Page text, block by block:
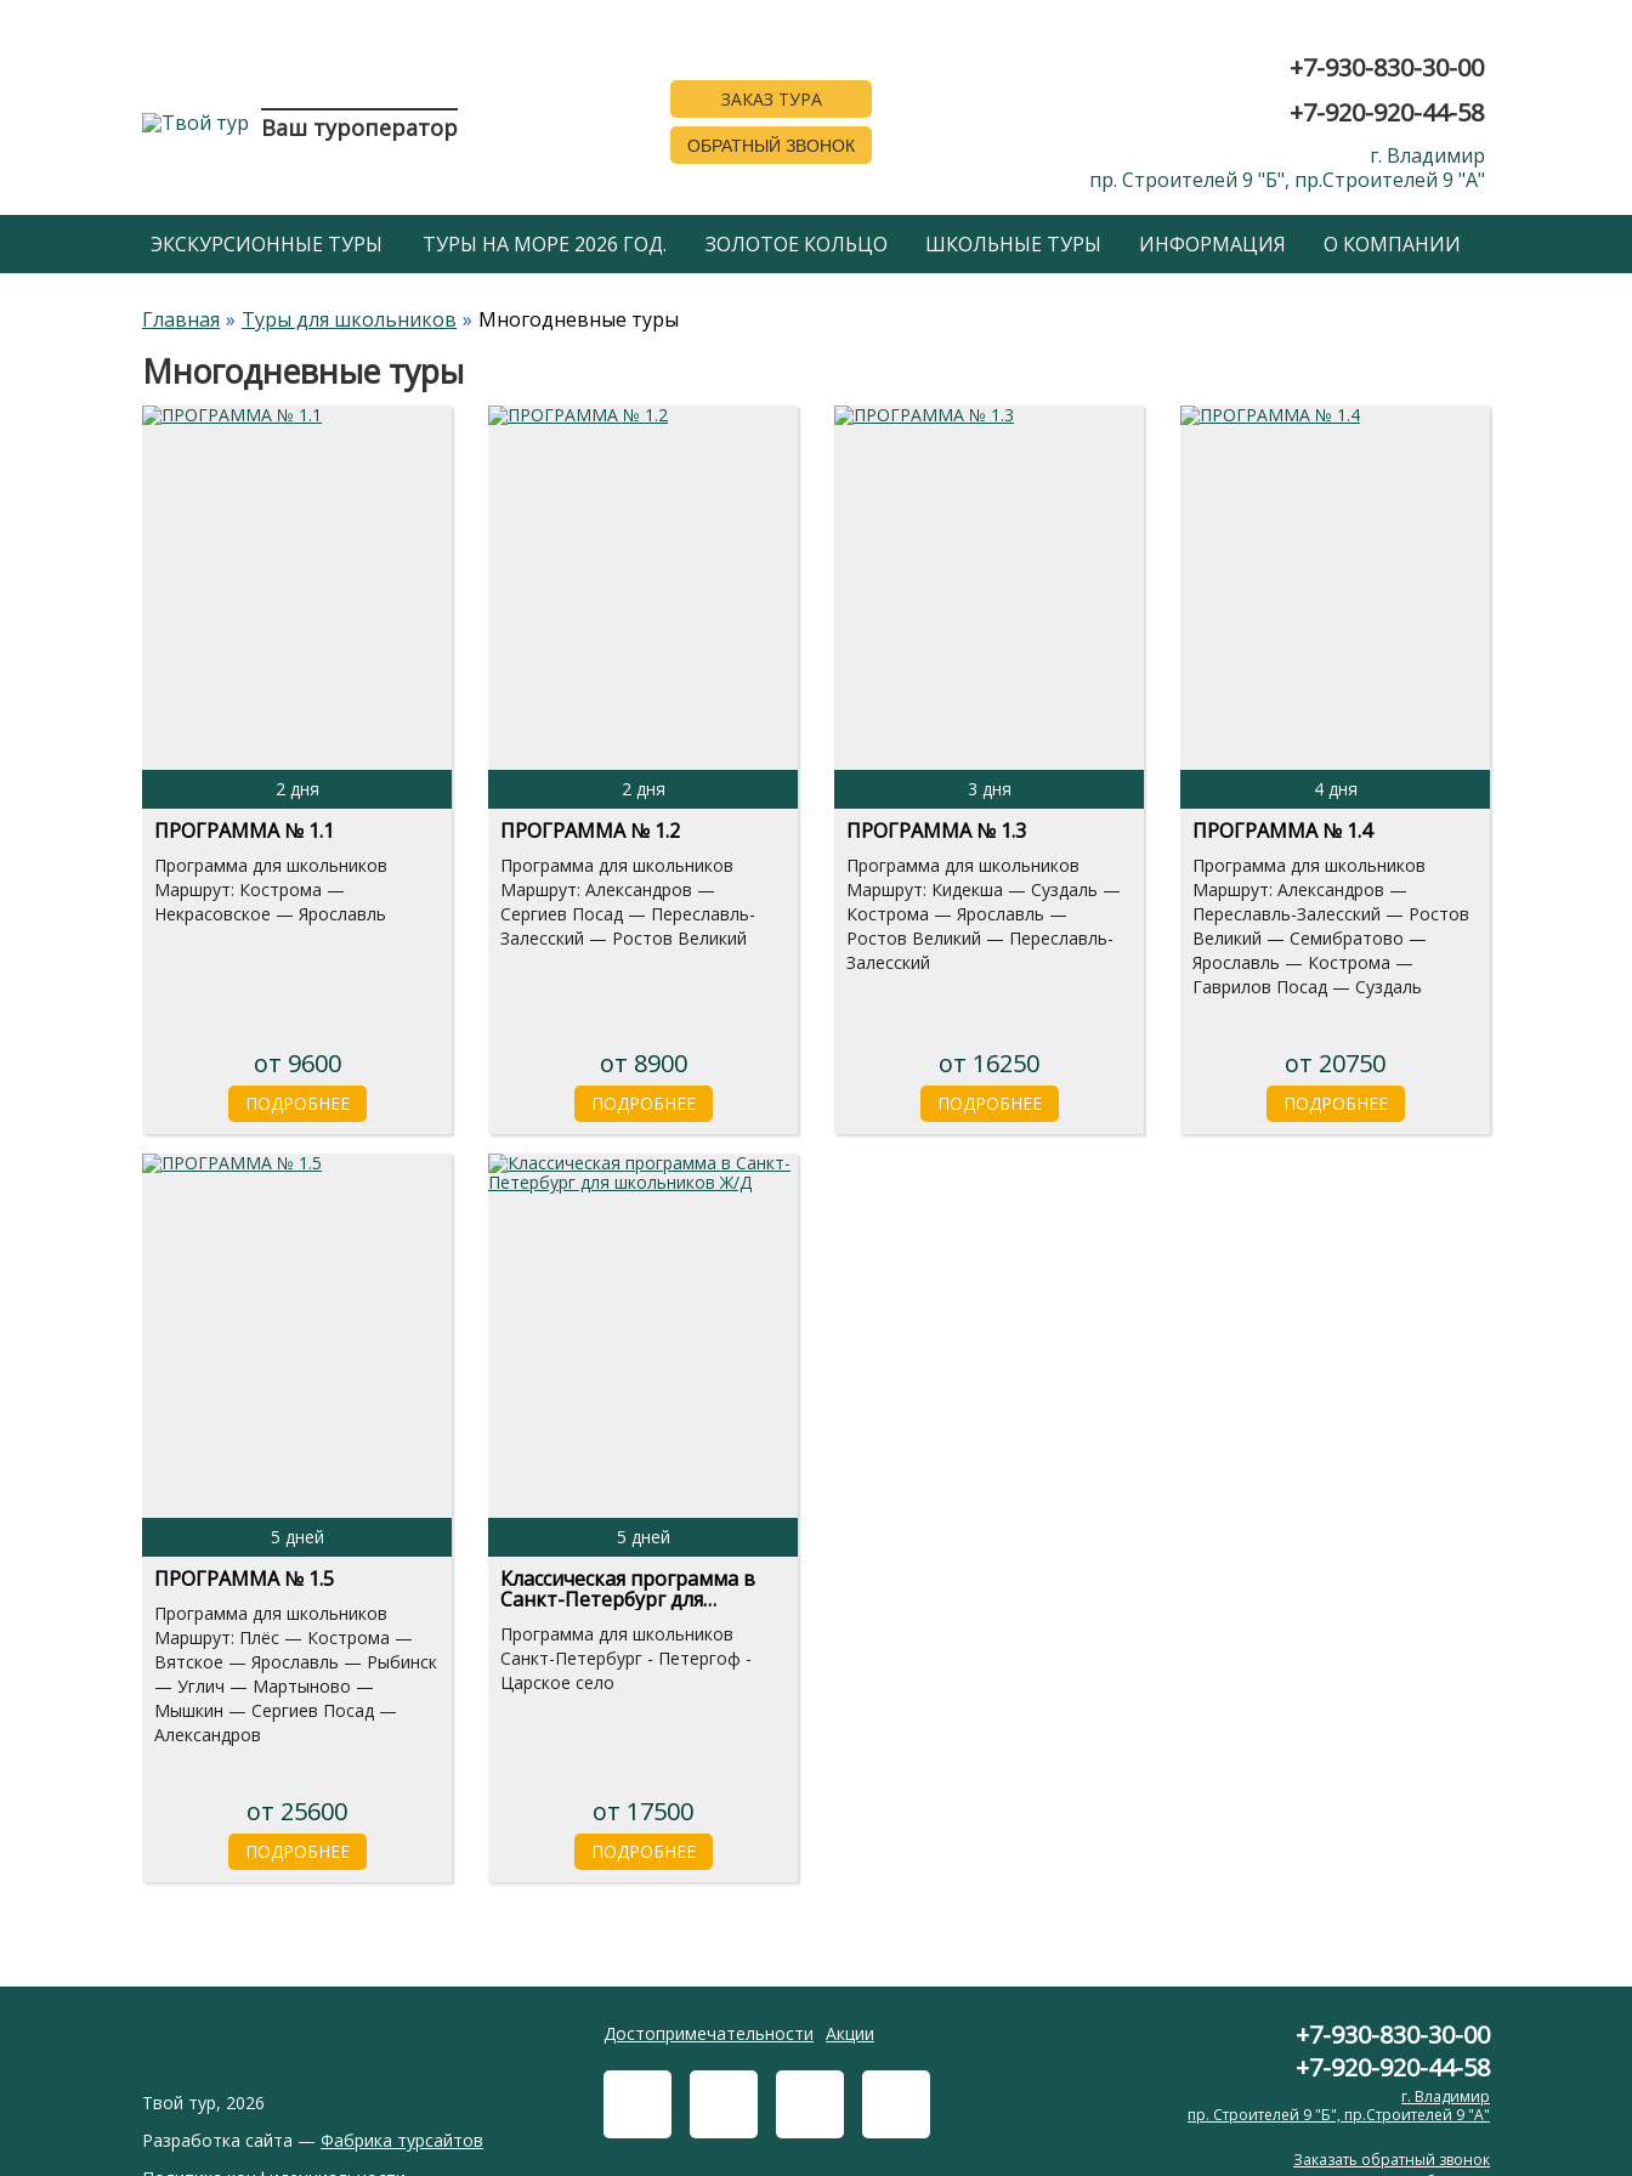
Ваш туроператор
ЗАКАЗ ТУРА
ОБРАТНЫЙ ЗВОНОК
+7-930-830-30-00
+7-920-920-44-58
г. Владимир
пр. Строителей 9 "Б", пр.Строителей 9 "А"
ЭКСКУРСИОННЫЕ ТУРЫ ТУРЫ НА МОРЕ 2026 ГОД. ЗОЛОТОЕ КОЛЬЦО ШКОЛЬНЫЕ ТУРЫ ИНФОРМАЦИЯ О КОМПАНИИ
Главная Туры для школьников Многодневные туры
Многодневные туры
2 дня
ПРОГРАММА № 1.1
Программа для школьников
Маршрут: Кострома —
Некрасовское — Ярославль
от 9600
ПОДРОБНЕЕ
2 дня
ПРОГРАММА № 1.2
Программа для школьников
Маршрут: Александров —
Сергиев Посад — Переславль-
Залесский — Ростов Великий
от 8900
ПОДРОБНЕЕ
3 дня
ПРОГРАММА № 1.3
Программа для школьников
Маршрут: Кидекша — Суздаль —
Кострома — Ярославль —
Ростов Великий — Переславль-
Залесский
от 16250
ПОДРОБНЕЕ
4 дня
ПРОГРАММА № 1.4
Программа для школьников
Маршрут: Александров —
Переславль-Залесский — Ростов
Великий — Семибратово —
Ярославль — Кострома —
Гаврилов Посад — Суздаль
от 20750
ПОДРОБНЕЕ
5 дней
ПРОГРАММА № 1.5
Программа для школьников
Маршрут: Плёс — Кострома —
Вятское — Ярославль — Рыбинск
— Углич — Мартыново —
Мышкин — Сергиев Посад —
Александров
от 25600
ПОДРОБНЕЕ
5 дней
Классическая программа в
Санкт-Петербург для
школьников Ж/Д
Программа для школьников
Санкт-Петербург - Петергоф -
Царское село
от 17500
ПОДРОБНЕЕ
Твой тур, 2026
Разработка сайта — Фабрика турсайтов
Достопримечательности Акции
+7-930-830-30-00
+7-920-920-44-58
г. Владимир
пр. Строителей 9 "Б", пр.Строителей 9 "А"
Заказать обратный звонок